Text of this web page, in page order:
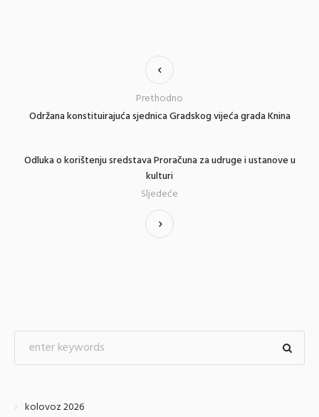
Održana konstituirajuća sjednica Gradskog vijeća grada Knina
Prethodno
Odluka o korištenju sredstava Proračuna za udruge i ustanove u
kulturi
Sljedeće
kolovoz 2026